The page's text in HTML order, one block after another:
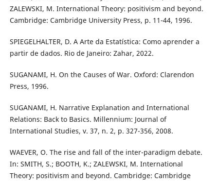
ZALEWSKI, M. International Theory: positivism and beyond.
Cambridge: Cambridge University Press, p. 11-44, 1996.
SPIEGELHALTER, D. A Arte da Estatística: Como aprender a
partir de dados. Rio de Janeiro: Zahar, 2022.
SUGANAMI, H. On the Causes of War. Oxford: Clarendon
Press, 1996.
SUGANAMI, H. Narrative Explanation and International
Relations: Back to Basics. Millennium: Journal of
International Studies, v. 37, n. 2, p. 327-356, 2008.
WAEVER, O. The rise and fall of the inter-paradigm debate.
In: SMITH, S.; BOOTH, K.; ZALEWSKI, M. International
Theory: positivism and beyond. Cambridge: Cambridge